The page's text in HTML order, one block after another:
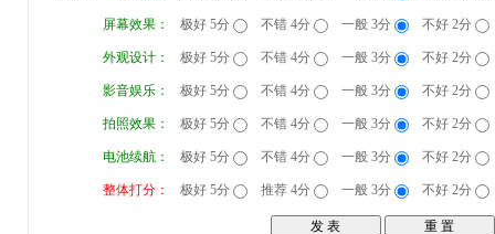
屏幕效果： 极好 5分 不错 4分 一般 3分 不好 2分
外观设计： 极好 5分 不错 4分 一般 3分 不好 2分
影音娱乐： 极好 5分 不错 4分 一般 3分 不好 2分
拍照效果： 极好 5分 不错 4分 一般 3分 不好 2分
电池续航： 极好 5分 不错 4分 一般 3分 不好 2分
整体打分： 极好 5分 推荐 4分 一般 3分 不好 2分